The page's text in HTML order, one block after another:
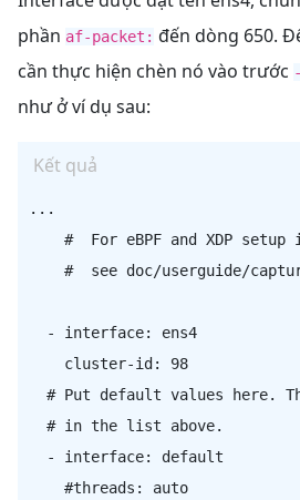
phần af-packet: đến dòng 650.
cần thực hiện chèn nó vào trước
như ở ví dụ sau:
Kết quả
...
#  For eBPF and XDP setup
#  see doc/userguide/
  - interface: ens4
    cluster-id: 98
# Put default values here.
  # in the list above.
  - interface: default
    #threads: auto